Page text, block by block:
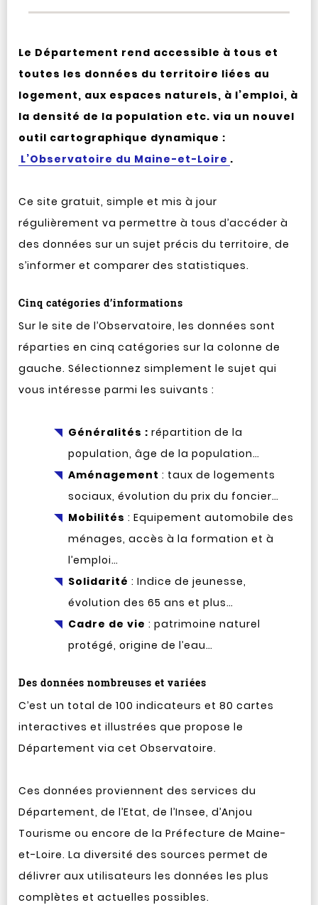
Le Département rend accessible à tous et
toutes les données du territoire liées au
logement, aux espaces naturels, à l’emploi, à
la densité de la population etc. via un nouvel
outil cartographique dynamique :
L’Observatoire du Maine-et-Loire .
Ce site gratuit, simple et mis à jour
régulièrement va permettre à tous d’accéder à
des données sur un sujet précis du territoire, de
s’informer et comparer des statistiques.
Cinq catégories d’informations
Sur le site de l’Observatoire, les données sont
réparties en cinq catégories sur la colonne de
gauche. Sélectionnez simplement le sujet qui
vous intéresse parmi les suivants :
Généralités : répartition de la
population, âge de la population…
Aménagement : taux de logements
sociaux, évolution du prix du foncier…
Mobilités : Equipement automobile des
ménages, accès à la formation et à
l’emploi…
Solidarité : Indice de jeunesse,
évolution des 65 ans et plus…
Cadre de vie : patrimoine naturel
protégé, origine de l’eau…
Des données nombreuses et variées
C’est un total de 100 indicateurs et 80 cartes
interactives et illustrées que propose le
Département via cet Observatoire.
Ces données proviennent des services du
Département, de l’Etat, de l’Insee, d’Anjou
Tourisme ou encore de la Préfecture de Maine-
et-Loire. La diversité des sources permet de
délivrer aux utilisateurs les données les plus
complètes et actuelles possibles.